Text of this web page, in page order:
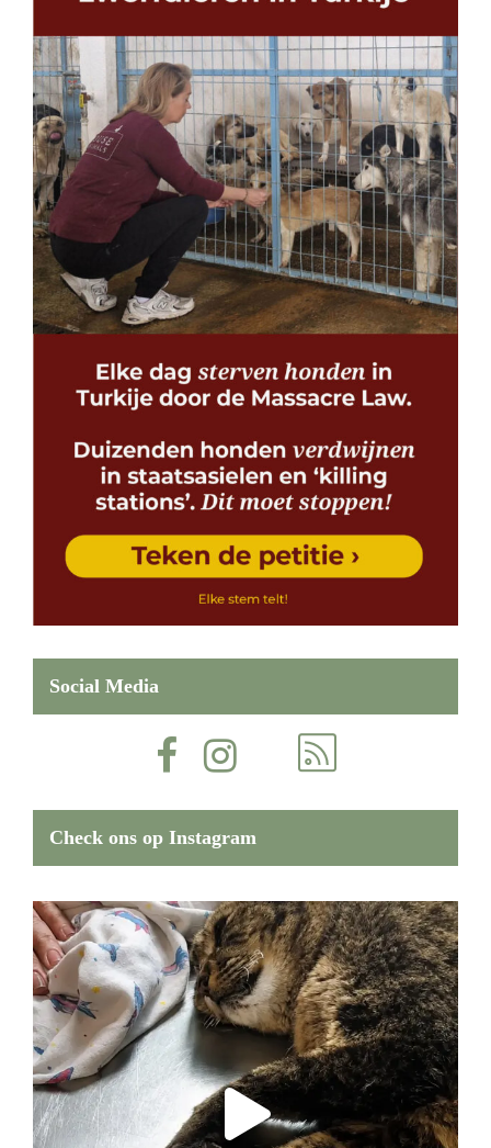
Social Media
Check ons op Instagram